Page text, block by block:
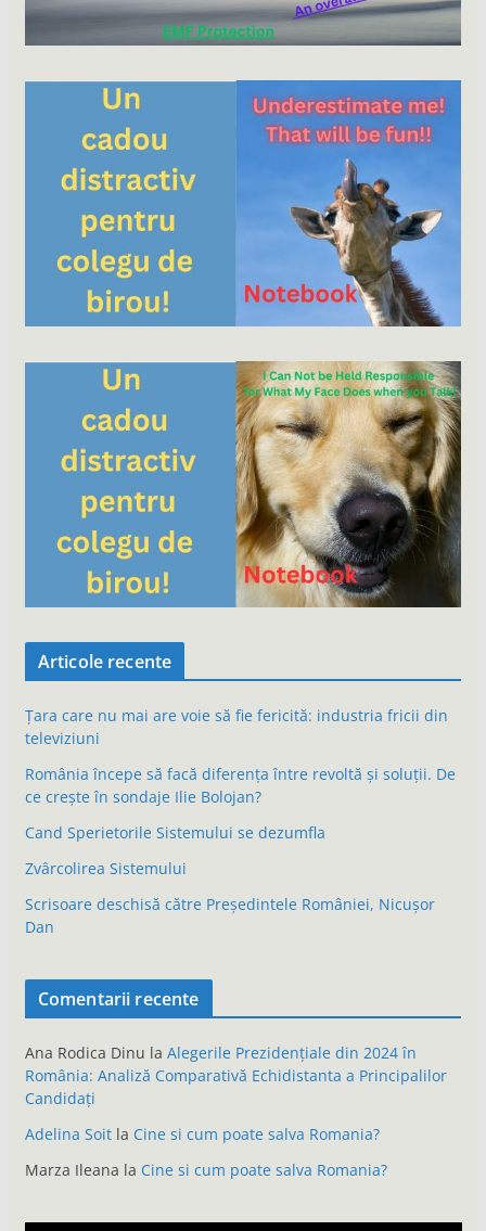
Articole recente
Țara care nu mai are voie să fie fericită: industria fricii din
televiziuni
România începe să facă diferența între revoltă și soluții. De
ce crește în sondaje Ilie Bolojan?
Cand Sperietorile Sistemului se dezumfla
Zvârcolirea Sistemului
Scrisoare deschisă către Președintele României, Nicușor
Dan
Comentarii recente
Ana Rodica Dinu la Alegerile Prezidențiale din 2024 în
România: Analiză Comparativă Echidistanta a Principalilor
Candidați
Adelina Soitla Cine si cum poate salva Romania?
Marza Ileana la Cine si cum poate salva Romania?